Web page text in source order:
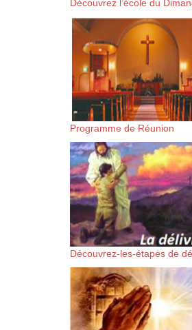
Découvrez l’école du
Programme de Réunion
Découvrez-les-étapes de